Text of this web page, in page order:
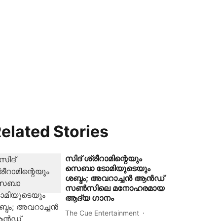
Stories
സിദ് ശ്രീറാമിന്റെയും
സെബാ ടോമിയുടെയും
ശബ്ദം; അവറാച്ചൻ ആൻഡ്
സൺസിലെ മനോഹരമായ
ആദ്യ ഗാനം
The Cue Entertainment